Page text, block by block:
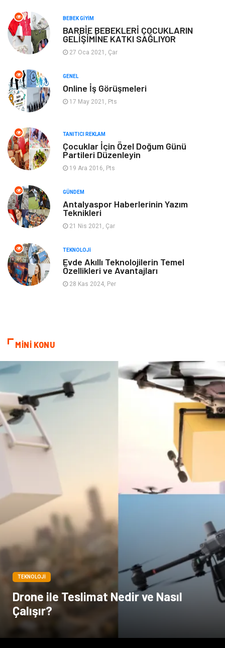
Finans Ekonomi
Gayrimenkul Güzellik & Bakım
Nakliye Bebek Giyim
Spor Malzemeleri Şile Bezi
Sigorta
BEBEK GIYIM
BARBİE BEBEKLERİ ÇOCUKLARIN
GELİŞİMİNE KATKI SAĞLIYOR
27 Oca 2021, Çar
GENEL
Online İş Görüşmeleri
17 May 2021, Pts
TANITICI REKLAM
Çocuklar İçin Özel Doğum Günü
Partileri Düzenleyin
19 Ara 2016, Pts
GÜNDEM
Antalyaspor Haberlerinin Yazım
Teknikleri
21 Nis 2021, Çar
TEKNOLOJI
Evde Akıllı Teknolojilerin Temel
Özellikleri ve Avantajları
28 Kas 2024, Per
MİNİ KONU
TEKNOLOJI
Drone ile Teslimat Nedir ve Nasıl
Çalışır?